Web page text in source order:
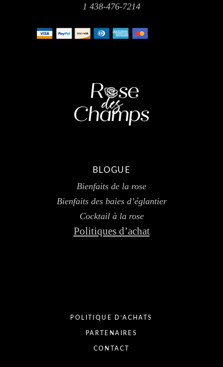
1 438-476-7214
BLOGUE
Bienfaits de la rose
Bienfaits des baies d’églantier
Cocktail à la rose
Politiques d’achat
POLITIQUE D’ACHATS
PARTENAIRES
CONTACT